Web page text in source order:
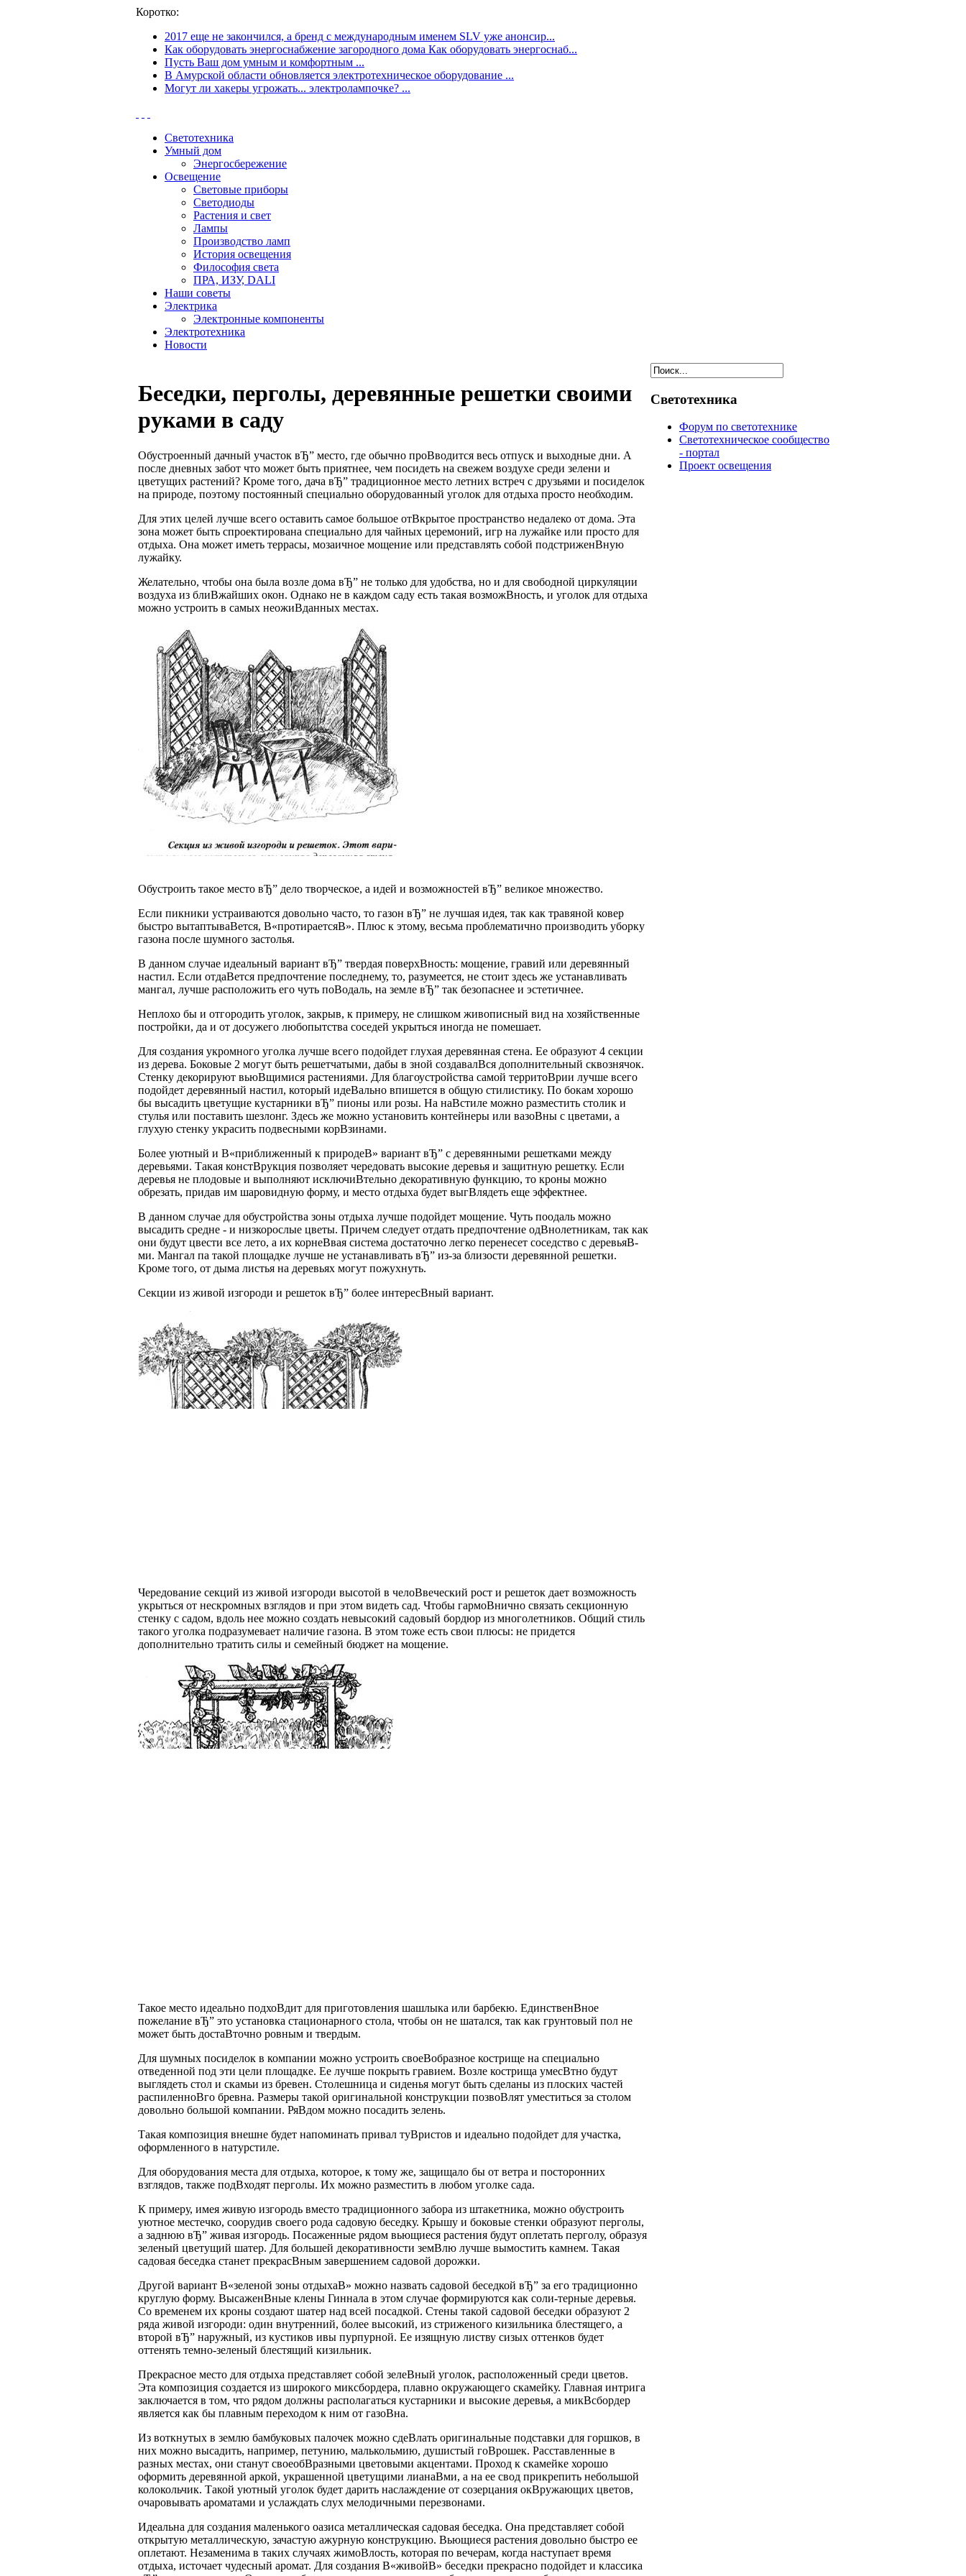
Коротко:
2017 еще не закончился, а бренд с международным именем SLV уже анонсир...
Как оборудовать энергоснабжение загородного дома Как оборудовать энергоснаб...
Пусть Ваш дом умным и комфортным ...
В Амурской области обновляется электротехническое оборудование ...
Могут ли хакеры угрожать... электролампочке? ...
Светотехника
Умный дом
Энергосбережение
Освещение
Световые приборы
Светодиоды
Растения и свет
Лампы
Производство ламп
История освещения
Философия света
ПРА, ИЗУ, DALI
Наши советы
Электрика
Электронные компоненты
Электротехника
Новости
Беседки, перголы, деревянные решетки своими
руками в саду
Обустроенный дачный участок вЂ” место, где обычно проВ­водится весь отпуск и выходные дни. А
после дневных забот что может быть приятнее, чем посидеть на свежем воздухе среди зелени и
цветущих растений? Кроме того, дача вЂ” традиционное место летних встреч с друзьями и посиделок
на природе, поэтому постоянный специально оборудованный уголок для отдыха просто необходим.
Для этих целей лучше всего оставить самое большое отВ­крытое пространство недалеко от дома. Эта
зона может быть спроектирована специально для чайных церемоний, игр на лужайке или просто для
отдыха. Она может иметь террасы, мозаичное мощение или представлять собой подстриженВ­ную
лужайку.
Желательно, чтобы она была возле дома вЂ” не только для удобства, но и для свободной циркуляции
воздуха из блиВ­жайших окон. Однако не в каждом саду есть такая возможВ­ность, и уголок для отдыха
можно устроить в самых неожиВ­данных местах.
Обустроить такое место вЂ” дело творческое, а идей и возможностей вЂ” великое множество.
Если пикники устраиваются довольно часто, то газон вЂ” не лучшая идея, так как травяной ковер
быстро вытаптываВ­ется, В«протираетсяВ». Плюс к этому, весьма проблематично производить уборку
газона после шумного застолья.
В данном случае идеальный вариант вЂ” твердая поверхВ­ность: мощение, гравий или деревянный
настил. Если отдаВ­ется предпочтение последнему, то, разумеется, не стоит здесь же устанавливать
мангал, лучше расположить его чуть поВ­одаль, на земле вЂ” так безопаснее и эстетичнее.
Неплохо бы и отгородить уголок, закрыв, к примеру, не слишком живописный вид на хозяйственные
постройки, да и от досужего любопытства соседей укрыться иногда не помешает.
Для создания укромного уголка лучше всего подойдет глухая деревянная стена. Ее образуют 4 секции
из дерева. Боковые 2 могут быть решетчатыми, дабы в зной создавалВ­ся дополнительный сквознячок.
Стенку декорируют вьюВ­щимися растениями. Для благоустройства самой территоВ­рии лучше всего
подойдет деревянный настил, который идеВ­ально впишется в общую стилистику. По бокам хорошо
бы высадить цветущие кустарники вЂ” пионы или розы. На наВ­стиле можно разместить столик и
стулья или поставить шезлонг. Здесь же можно установить контейнеры или вазоВ­ны с цветами, а
глухую стенку украсить подвесными корВ­зинами.
Более уютный и В«приближенный к природеВ» вариант вЂ” с деревянными решетками между
деревьями. Такая констВ­рукция позволяет чередовать высокие деревья и защитную решетку. Если
деревья не плодовые и выполняют исключиВ­тельно декоративную функцию, то кроны можно
обрезать, придав им шаровидную форму, и место отдыха будет выгВ­лядеть еще эффектнее.
В данном случае для обустройства зоны отдыха лучше подойдет мощение. Чуть поодаль можно
высадить средне - и низкорослые цветы. Причем следует отдать предпочтение одВ­нолетникам, так как
они будут цвести все лето, а их корнеВ­вая система достаточно легко перенесет соседство с деревьяВ­
ми. Мангал па такой площадке лучше не устанавливать вЂ” из-за близости деревянной решетки.
Кроме того, от дыма листья на деревьях могут пожухнуть.
Секции из живой изгороди и решеток вЂ” более интересВ­ный вариант.
Чередование секций из живой изгороди высотой в челоВ­веческий рост и решеток дает возможность
укрыться от нескромных взглядов и при этом видеть сад. Чтобы гармоВ­нично связать секционную
стенку с садом, вдоль нее можно создать невысокий садовый бордюр из многолетников. Общий стиль
такого уголка подразумевает наличие газона. В этом тоже есть свои плюсы: не придется
дополнительно тратить силы и семейный бюджет на мощение.
Такое место идеально подхоВ­дит для приготовления шашлыка или барбекю. ЕдинственВ­ное
пожелание вЂ” это установка стационарного стола, чтобы он не шатался, так как грунтовый пол не
может быть достаВ­точно ровным и твердым.
Для шумных посиделок в компании можно устроить своеВ­образное кострище на специально
отведенной под эти цели площадке. Ее лучше покрыть гравием. Возле кострища умесВ­тно будут
выглядеть стол и скамьи из бревен. Столешница и сиденья могут быть сделаны из плоских частей
распиленноВ­го бревна. Размеры такой оригинальной конструкции позвоВ­лят уместиться за столом
довольно большой компании. РяВ­дом можно посадить зелень.
Такая композиция внешне будет напоминать привал туВ­ристов и идеально подойдет для участка,
оформленного в натурстиле.
Для оборудования места для отдыха, которое, к тому же, защищало бы от ветра и посторонних
взглядов, также подВ­ходят перголы. Их можно разместить в любом уголке сада.
К примеру, имея живую изгородь вместо традиционного забора из штакетника, можно обустроить
уютное местечко, соорудив своего рода садовую беседку. Крышу и боковые стенки образуют перголы,
а заднюю вЂ” живая изгородь. Посаженные рядом вьющиеся растения будут оплетать перголу, образуя
зеленый цветущий шатер. Для большей декоративности земВ­лю лучше вымостить камнем. Такая
садовая беседка станет прекрасВ­ным завершением садовой дорожки.
Другой вариант В«зеленой зоны отдыхаВ» можно назвать садовой беседкой вЂ” за его традиционно
круглую форму. ВысаженВ­ные клены Гиннала в этом случае формируются как соли-терные деревья.
Со временем их кроны создают шатер над всей посадкой. Стены такой садовой беседки образуют 2
ряда живой изгороди: один внутренний, более высокий, из стриженого кизильника блестящего, а
второй вЂ” наружный, из кустиков ивы пурпурной. Ее изящную листву сизых оттенков будет
оттенять темно-зеленый блестящий кизильник.
Прекрасное место для отдыха представляет собой зелеВ­ный уголок, расположенный среди цветов.
Эта композиция создается из широкого миксбордера, плавно окружающего скамейку. Главная интрига
заключается в том, что рядом должны располагаться кустарники и высокие деревья, а микВ­сбордер
является как бы плавным переходом к ним от газоВ­на.
Из воткнутых в землю бамбуковых палочек можно сдеВ­лать оригинальные подставки для горшков, в
них можно высадить, например, петунию, малькольмию, душистый гоВ­рошек. Расставленные в
разных местах, они станут своеобВ­разными цветовыми акцентами. Проход к скамейке хорошо
оформить деревянной аркой, украшенной цветущими лианаВ­ми, а на ее свод прикрепить небольшой
колокольчик. Такой уютный уголок будет дарить наслаждение от созерцания окВ­ружающих цветов,
очаровывать ароматами и услаждать слух мелодичными перезвонами.
Идеальна для создания маленького оазиса металлическая садовая беседка. Она представляет собой
открытую металлическую, зачастую ажурную конструкцию. Вьющиеся растения довольно быстро ее
оплетают. Незаменима в таких случаях жимоВ­лость, которая по вечерам, когда наступает время
отдыха, источает чудесный аромат. Для создания В«живойВ» беседки прекрасно подойдет и классика
Светотехника
Форум по светотехнике
Светотехническое сообщество
- портал
Проект освещения